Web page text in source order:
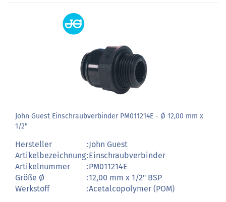
John Guest Einschraubverbinder PM011214E - Ø 12,00 mm x
1/2"
Hersteller :John Guest
Artikelbezeichnung:Einschraubverbinder
Artikelnummer
:PM011214E
Größe Ø
:12,00 mm x 1/2" BSP
Werkstoff
:Acetalcopolymer (POM)